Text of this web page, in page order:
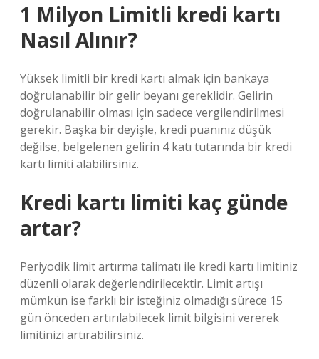
1 Milyon Limitli kredi kartı
Nasıl Alınır?
Yüksek limitli bir kredi kartı almak için bankaya
doğrulanabilir bir gelir beyanı gereklidir. Gelirin
doğrulanabilir olması için sadece vergilendirilmesi
gerekir. Başka bir deyişle, kredi puanınız düşük
değilse, belgelenen gelirin 4 katı tutarında bir kredi
kartı limiti alabilirsiniz.
Kredi kartı limiti kaç günde
artar?
Periyodik limit artırma talimatı ile kredi kartı limitiniz
düzenli olarak değerlendirilecektir. Limit artışı
mümkün ise farklı bir isteğiniz olmadığı sürece 15
gün önceden artırılabilecek limit bilgisini vererek
limitinizi artırabilirsiniz.